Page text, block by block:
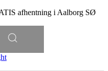
afhentning i Aalborg SØ